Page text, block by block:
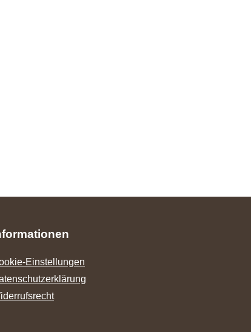
Einstellungen